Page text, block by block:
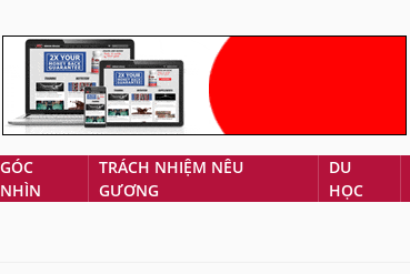
GÓC
NHÌN
TRÁCH NHIỆM NÊU
GƯƠNG
DU
HỌC